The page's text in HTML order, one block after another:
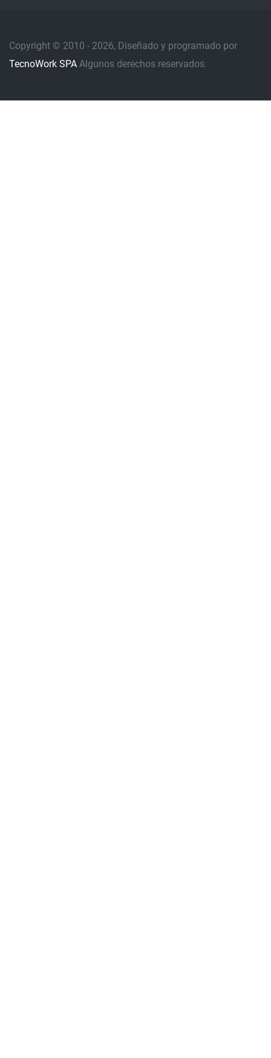
Copyright © 2010 - 2026, Diseñado y programado por
TecnoWork SPA Algunos derechos reservados.